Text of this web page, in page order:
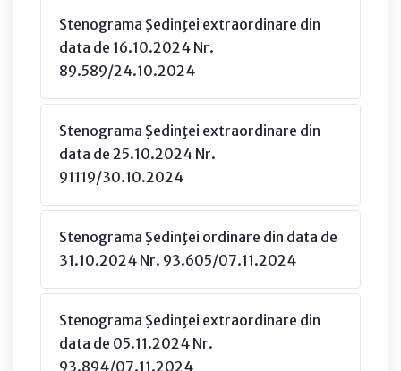
Stenograma Şedinţei extraordinare din
data de 16.10.2024 Nr.
89.589/24.10.2024
Stenograma Şedinţei extraordinare din
data de 25.10.2024 Nr.
91119/30.10.2024
Stenograma Şedinţei ordinare din data de
31.10.2024 Nr. 93.605/07.11.2024
Stenograma Şedinţei extraordinare din
data de 05.11.2024 Nr.
93.894/07.11.2024